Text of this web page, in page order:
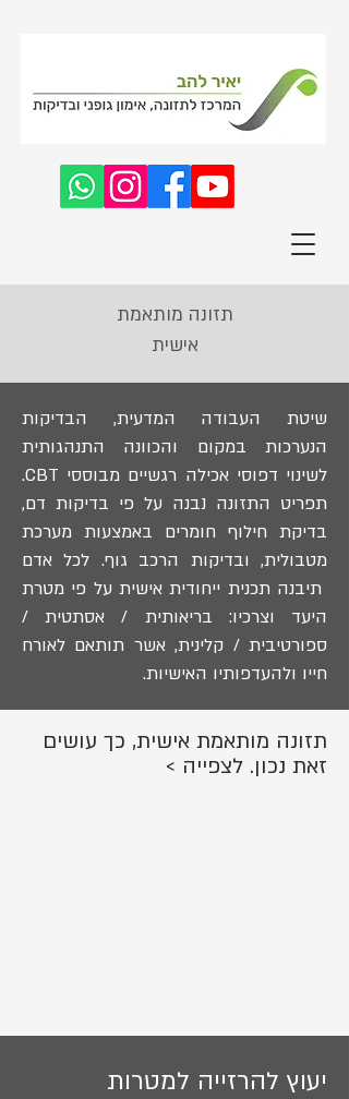
תזונה מותאמת
אישית
שיטת העבודה המדעית, הבדיקות
הנערכות במקום והכוונה התנהגותית
לשינוי דפוסי אכילה רגשיים מבוססי CBT.
תפריט התזונה נבנה על פי בדיקות דם,
בדיקת חילוף חומרים באמצעות מערכת
מטבולית, ובדיקות הרכב גוף. לכל אדם
תיבנה תכנית ייחודית אישית על פי מטרת
היעד וצרכיו: בריאותית / אסתטית /
ספורטיבית / קלינית, אשר תותאם לאורח
חייו ולהעדפותיו האישיות.
תזונה מותאמת אישית, כך עושים
זאת נכון. לצפייה >
יעוץ להרזייה למטרות